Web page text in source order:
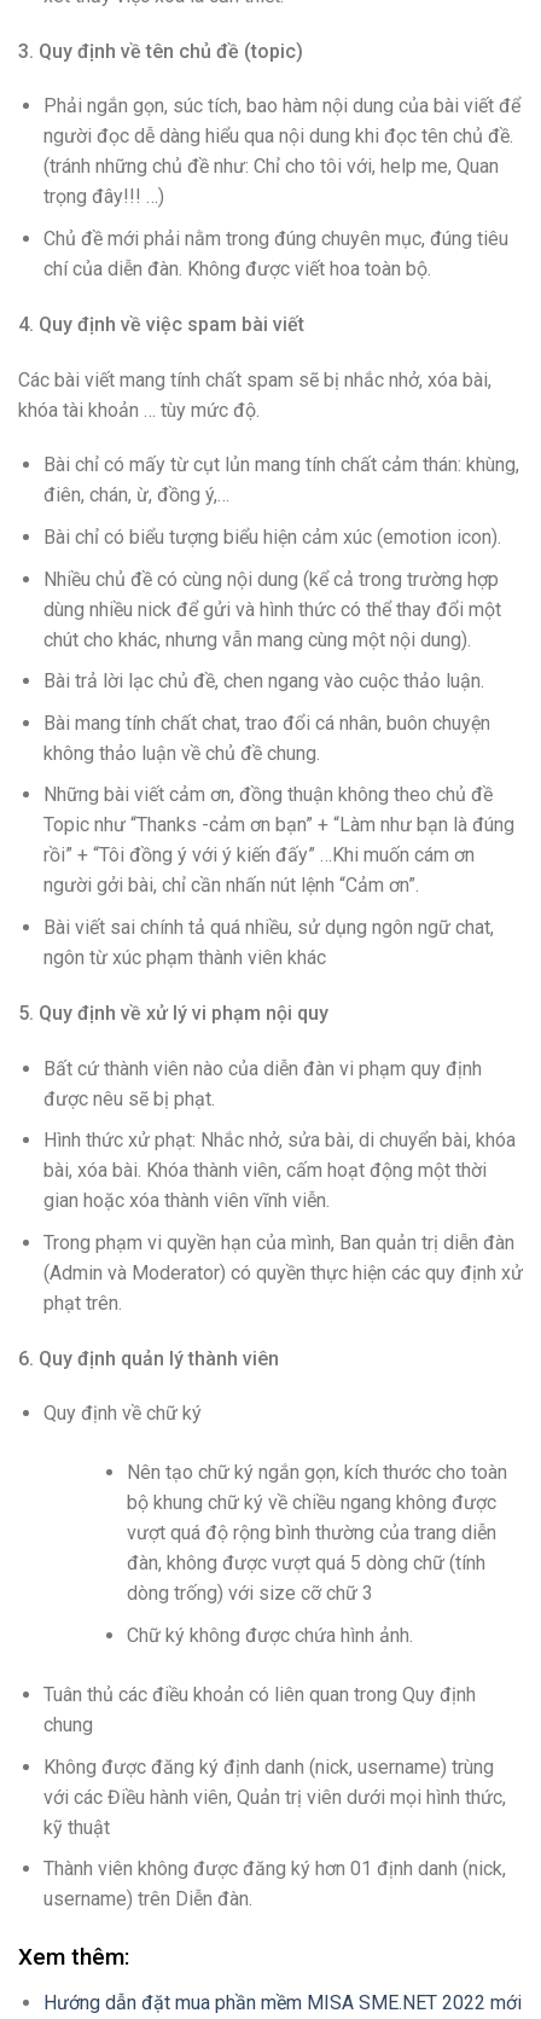
3. Quy định về tên chủ đề (topic)
Phải ngắn gọn, súc tích, bao hàm nội dung của bài viết để
người đọc dễ dàng hiểu qua nội dung khi đọc tên chủ đề.
(tránh những chủ đề như: Chỉ cho tôi với, help me, Quan
trọng đây!!! …)
Chủ đề mới phải nằm trong đúng chuyên mục, đúng tiêu
chí của diễn đàn. Không được viết hoa toàn bộ.
4. Quy định về việc spam bài viết
Các bài viết mang tính chất spam sẽ bị nhắc nhở, xóa bài,
khóa tài khoản … tùy mức độ.
Bài chỉ có mấy từ cụt lủn mang tính chất cảm thán: khùng,
điên, chán, ừ, đồng ý,…
Bài chỉ có biểu tượng biểu hiện cảm xúc (emotion icon).
Nhiều chủ đề có cùng nội dung (kể cả trong trường hợp
dùng nhiều nick để gửi và hình thức có thể thay đổi một
chút cho khác, nhưng vẫn mang cùng một nội dung).
Bài trả lời lạc chủ đề, chen ngang vào cuộc thảo luận.
Bài mang tính chất chat, trao đổi cá nhân, buôn chuyện
không thảo luận về chủ đề chung.
Những bài viết cảm ơn, đồng thuận không theo chủ đề
Topic như “Thanks -cảm ơn bạn” + “Làm như bạn là đúng
rồi” + “Tôi đồng ý với ý kiến đấy” …Khi muốn cám ơn
người gởi bài, chỉ cần nhấn nút lệnh “Cảm ơn”.
Bài viết sai chính tả quá nhiều, sử dụng ngôn ngữ chat,
ngôn từ xúc phạm thành viên khác
5. Quy định về xử lý vi phạm nội quy
Bất cứ thành viên nào của diễn đàn vi phạm quy định
được nêu sẽ bị phạt.
Hình thức xử phạt: Nhắc nhở, sửa bài, di chuyển bài, khóa
bài, xóa bài. Khóa thành viên, cấm hoạt động một thời
gian hoặc xóa thành viên vĩnh viễn.
Trong phạm vi quyền hạn của mình, Ban quản trị diễn đàn
(Admin và Moderator) có quyền thực hiện các quy định xử
phạt trên.
6. Quy định quản lý thành viên
Quy định về chữ ký
Nên tạo chữ ký ngắn gọn, kích thước cho toàn
bộ khung chữ ký về chiều ngang không được
vượt quá độ rộng bình thường của trang diễn
đàn, không được vượt quá 5 dòng chữ (tính
dòng trống) với size cỡ chữ 3
Chữ ký không được chứa hình ảnh.
Tuân thủ các điều khoản có liên quan trong Quy định
chung
Không được đăng ký định danh (nick, username) trùng
với các Điều hành viên, Quản trị viên dưới mọi hình thức,
kỹ thuật
Thành viên không được đăng ký hơn 01 định danh (nick,
username) trên Diễn đàn.
Xem thêm:
Hướng dẫn đặt mua phần mềm MISA SME.NET 2022 mới